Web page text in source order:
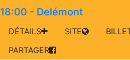
18:00 - Delémont
DÉTAILS SITE
PARTAGER